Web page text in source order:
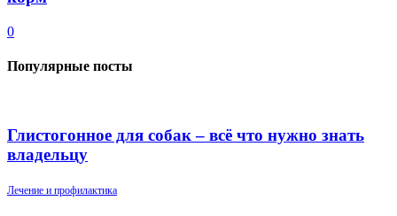
0
Популярные посты
Глистогонное для собак – всё что нужно знать
владельцу
Лечение и профилактика